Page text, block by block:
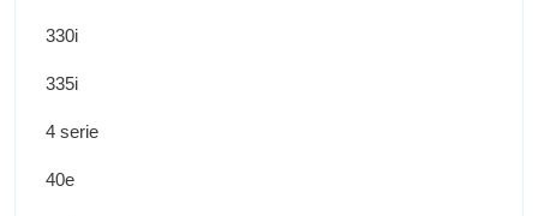
330i
335i
4 serie
40e